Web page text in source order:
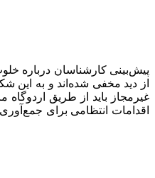
پیش‌بینی کارشناسان درباره
از دید مخفی شده‌اند و به این
غیرمجاز باید از طریق